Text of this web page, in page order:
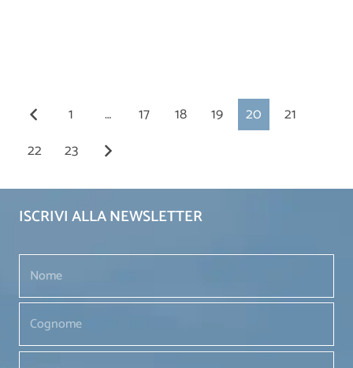
1 … 17 18 19 20
21
22
23
ISCRIVI ALLA NEWSLETTER